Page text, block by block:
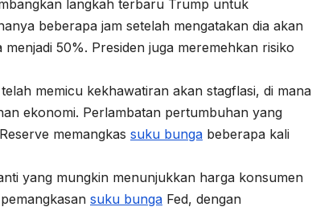
langkah terbaru Trump untuk
beberapa jam setelah mengatakan dia akan
50%. Presiden juga meremehkan risiko
memicu kekhawatiran akan stagflasi, di mana
ekonomi. Perlambatan pertumbuhan yang
memangkas suku bunga beberapa kali
yang mungkin menunjukkan harga konsumen
suku bunga Fed, dengan